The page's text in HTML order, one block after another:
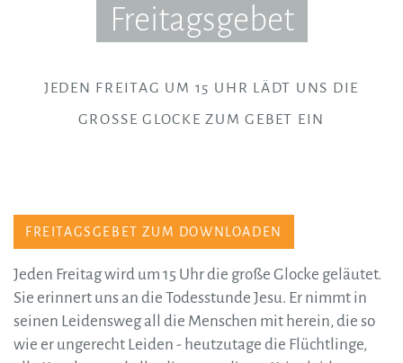
Freitagsgebet
JEDEN FREITAG UM 15 UHR LÄDT UNS DIE
GROSSE GLOCKE ZUM GEBET EIN
FREITAGSGEBET ZUM DOWNLOADEN
Jeden Freitag wird um 15 Uhr die große Glocke geläutet.
Sie erinnert uns an die Todesstunde Jesu. Er nimmt in
seinen Leidensweg all die Menschen mit herein, die so
wie er ungerecht Leiden - heutzutage die Flüchtlinge,